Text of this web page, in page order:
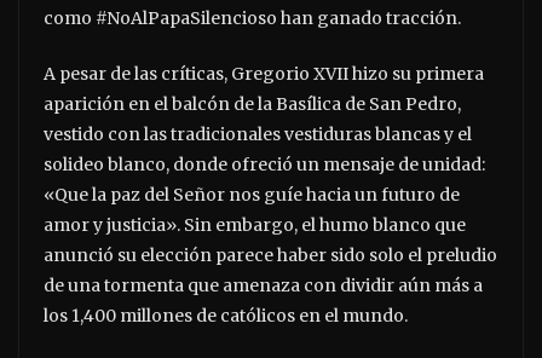
como #NoAlPapaSilencioso han ganado tracción.
A pesar de las críticas, Gregorio XVII hizo su primera
aparición en el balcón de la Basílica de San Pedro,
vestido con las tradicionales vestiduras blancas y el
solideo blanco, donde ofreció un mensaje de unidad:
«Que la paz del Señor nos guíe hacia un futuro de
amor y justicia». Sin embargo, el humo blanco que
anunció su elección parece haber sido solo el preludio
de una tormenta que amenaza con dividir aún más a
los 1,400 millones de católicos en el mundo.